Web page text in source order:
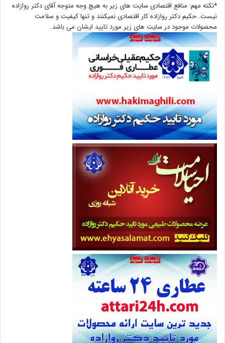
*نکته مهم: منافع اقتصادی سایت های زیر به هیچ وجه متوجه آقای دکتر روازاده
نیست. حکیم دکتر روازاده کار اقتصادی نمیکنند و تنها کیفیت و سلامت
محصولات موجود در سایت های زیر مورد تایید ایشان می باشد.